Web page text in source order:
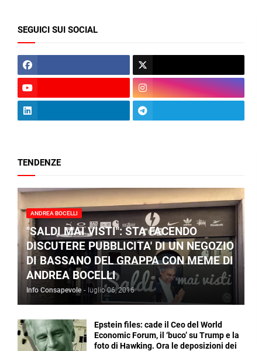
SEGUICI SUI SOCIAL
TENDENZE
ANDREA BOCELLI
"SALDI MAI VISTI": STA FACENDO
DISCUTERE PUBBLICITA' DI UN NEGOZIO
DI BASSANO DEL GRAPPA CON MEME DI
ANDREA BOCELLI
Info Consapevole - luglio 06, 2016
Epstein files: cade il Ceo del World
Economic Forum, il ‘buco’ su Trump e la
foto di Hawking. Ora le deposizioni dei